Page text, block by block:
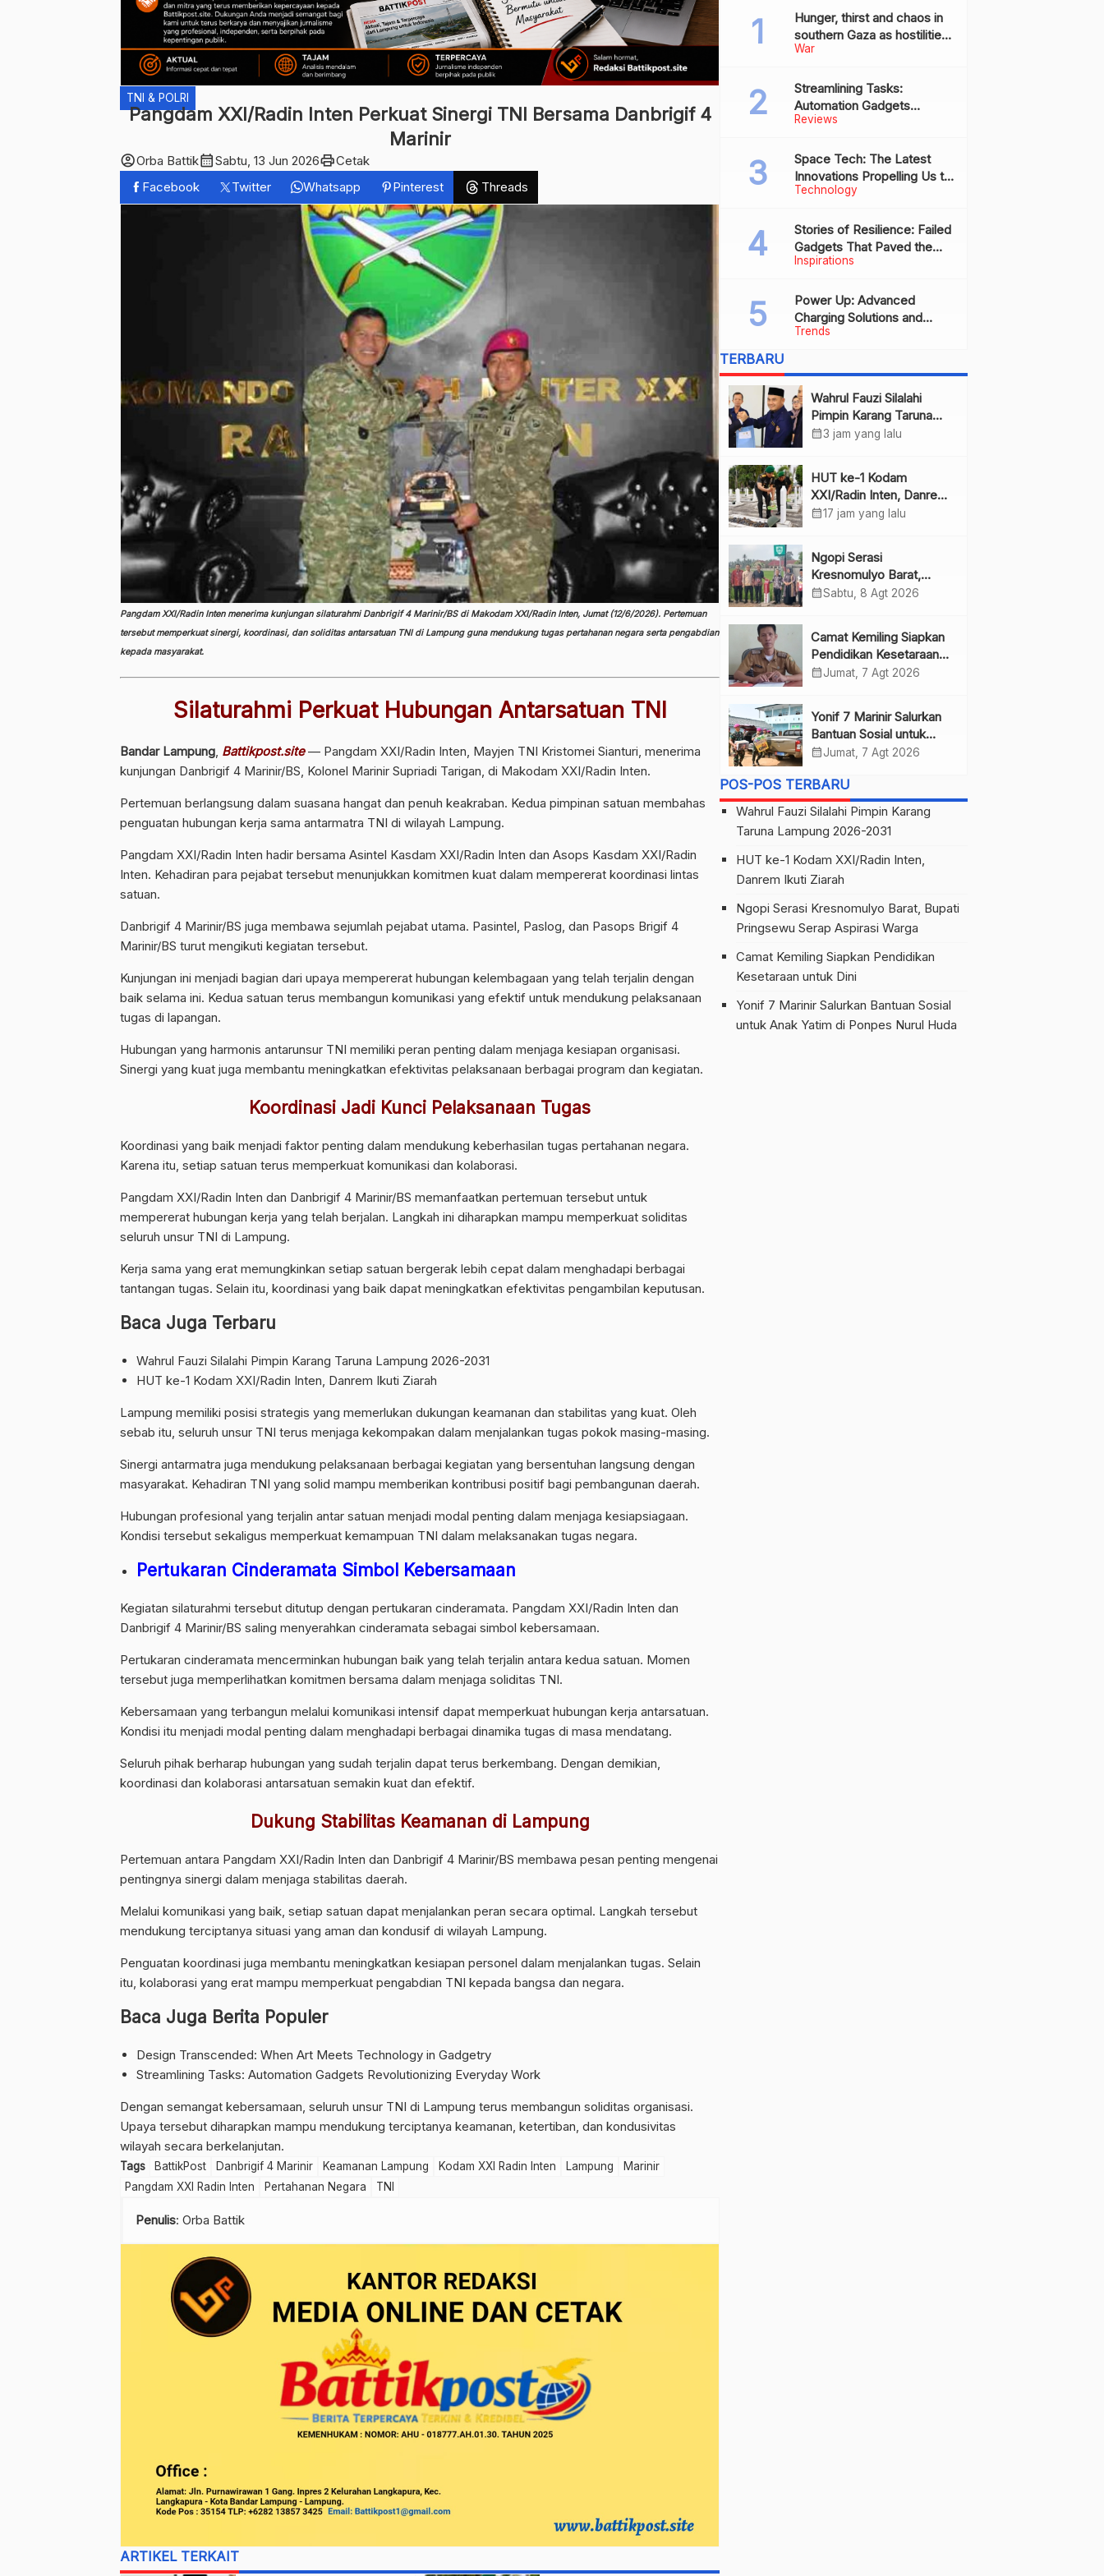
TNI & POLRI
Pangdam XXI/Radin Inten Perkuat Sinergi TNI Bersama Danbrigif 4
Marinir
account_circleOrba Battikcalendar_monthSabtu, 13 Jun 2026printCetak
Facebook
Twitter Whatsapp Pinterest Threads
Pangdam XXI/Radin Intenmenerima kunjungan silaturahmi Danbrigif 4 Marinir/BS di Makodam XXI/Radin Inten, Jumat (12/6/2026). Pertemuan
tersebut memperkuat sinergi, koordinasi, dan soliditas antarsatuan TNI di Lampung guna mendukung tugas pertahanan negara serta pengabdian
kepada masyarakat.
Silaturahmi Perkuat Hubungan Antarsatuan TNI
Bandar Lampung, Battikpost.site— Pangdam XXI/Radin Inten, Mayjen TNI Kristomei Sianturi, menerima
kunjungan Danbrigif 4 Marinir/BS, Kolonel Marinir Supriadi Tarigan, di Makodam XXI/Radin Inten.
Pertemuan berlangsung dalam suasana hangat dan penuh keakraban. Kedua pimpinan satuan membahas
penguatan hubungan kerja sama antarmatra TNI di wilayah Lampung.
Pangdam XXI/Radin Inten hadir bersama Asintel Kasdam XXI/Radin Inten dan Asops Kasdam XXI/Radin
Inten. Kehadiran para pejabat tersebut menunjukkan komitmen kuat dalam mempererat koordinasi lintas
satuan.
Danbrigif 4 Marinir/BS juga membawa sejumlah pejabat utama. Pasintel, Paslog, dan Pasops Brigif 4
Marinir/BS turut mengikuti kegiatan tersebut.
Kunjungan ini menjadi bagian dari upaya mempererat hubungan kelembagaan yang telah terjalin dengan
baik selama ini. Kedua satuan terus membangun komunikasi yang efektif untuk mendukung pelaksanaan
tugas di lapangan.
Hubungan yang harmonis antarunsur TNI memiliki peran penting dalam menjaga kesiapan organisasi.
Sinergi yang kuat juga membantu meningkatkan efektivitas pelaksanaan berbagai program dan kegiatan.
Koordinasi Jadi Kunci Pelaksanaan Tugas
Koordinasi yang baik menjadi faktor penting dalam mendukung keberhasilan tugas pertahanan negara.
Karena itu, setiap satuan terus memperkuat komunikasi dan kolaborasi.
Pangdam XXI/Radin Inten dan Danbrigif 4 Marinir/BS memanfaatkan pertemuan tersebut untuk
mempererat hubungan kerja yang telah berjalan. Langkah ini diharapkan mampu memperkuat soliditas
seluruh unsur TNI di Lampung.
Kerja sama yang erat memungkinkan setiap satuan bergerak lebih cepat dalam menghadapi berbagai
tantangan tugas. Selain itu, koordinasi yang baik dapat meningkatkan efektivitas pengambilan keputusan.
Baca Juga Terbaru
Wahrul Fauzi Silalahi Pimpin Karang Taruna Lampung 2026-2031
HUT ke-1 Kodam XXI/Radin Inten, Danrem Ikuti Ziarah
Lampung memiliki posisi strategis yang memerlukan dukungan keamanan dan stabilitas yang kuat. Oleh
sebab itu, seluruh unsur TNI terus menjaga kekompakan dalam menjalankan tugas pokok masing-masing.
Sinergi antarmatra juga mendukung pelaksanaan berbagai kegiatan yang bersentuhan langsung dengan
masyarakat. Kehadiran TNI yang solid mampu memberikan kontribusi positif bagi pembangunan daerah.
Hubungan profesional yang terjalin antar satuan menjadi modal penting dalam menjaga kesiapsiagaan.
Kondisi tersebut sekaligus memperkuat kemampuan TNI dalam melaksanakan tugas negara.
Pertukaran Cinderamata Simbol Kebersamaan
Kegiatan silaturahmi tersebut ditutup dengan pertukaran cinderamata. Pangdam XXI/Radin Inten dan
Danbrigif 4 Marinir/BS saling menyerahkan cinderamata sebagai simbol kebersamaan.
Pertukaran cinderamata mencerminkan hubungan baik yang telah terjalin antara kedua satuan. Momen
tersebut juga memperlihatkan komitmen bersama dalam menjaga soliditas TNI.
Kebersamaan yang terbangun melalui komunikasi intensif dapat memperkuat hubungan kerja antarsatuan.
Kondisi itu menjadi modal penting dalam menghadapi berbagai dinamika tugas di masa mendatang.
Seluruh pihak berharap hubungan yang sudah terjalin dapat terus berkembang. Dengan demikian,
koordinasi dan kolaborasi antarsatuan semakin kuat dan efektif.
Dukung Stabilitas Keamanan di Lampung
Pertemuan antara Pangdam XXI/Radin Inten dan Danbrigif 4 Marinir/BS membawa pesan penting mengenai
pentingnya sinergi dalam menjaga stabilitas daerah.
Melalui komunikasi yang baik, setiap satuan dapat menjalankan peran secara optimal. Langkah tersebut
mendukung terciptanya situasi yang aman dan kondusif di wilayah Lampung.
Penguatan koordinasi juga membantu meningkatkan kesiapan personel dalam menjalankan tugas. Selain
itu, kolaborasi yang erat mampu memperkuat pengabdian TNI kepada bangsa dan negara.
Baca Juga Berita Populer
Design Transcended: When Art Meets Technology in Gadgetry
Streamlining Tasks: Automation Gadgets Revolutionizing Everyday Work
Dengan semangat kebersamaan, seluruh unsur TNI di Lampung terus membangun soliditas organisasi.
Upaya tersebut diharapkan mampu mendukung terciptanya keamanan, ketertiban, dan kondusivitas
wilayah secara berkelanjutan.
Tags BattikPost Danbrigif 4 Marinir Keamanan Lampung Kodam XXI Radin Inten Lampung
Marinir
Pangdam XXI Radin Inten
Pertahanan Negara TNI
Penulis: Orba Battik
ARTIKEL TERKAIT
War
Hunger, thirst and chaos in
southern Gaza as hostilities
drive humanitarian aid to the
Reviews
Streamlining Tasks:
Automation Gadgets
Revolutionizing Everyday
Technology
Space Tech: The Latest
Innovations Propelling Us to
New Frontiers
Inspirations
Stories of Resilience: Failed
Gadgets That Paved the
Way for Future Successes
Trends
Power Up: Advanced
Charging Solutions and
Battery Tech Innovations
TERBARU
Wahrul Fauzi Silalahi
Pimpin Karang Taruna
Lampung 2026-2031
calendar_month3 jam yang lalu
HUT ke-1 Kodam
XXI/Radin Inten, Danrem
Ikuti Ziarah
calendar_month17 jam yang lalu
Ngopi Serasi
Kresnomulyo Barat,
Bupati Pringsewu Serap
calendar_monthSabtu, 8 Agt 2026
Camat Kemiling Siapkan
Pendidikan Kesetaraan
untuk Dini
calendar_monthJumat, 7 Agt 2026
Yonif 7 Marinir Salurkan
Bantuan Sosial untuk
Anak Yatim di Ponpes
calendar_monthJumat, 7 Agt 2026
POS-POS TERBARU
Wahrul Fauzi Silalahi Pimpin Karang
Taruna Lampung 2026-2031
HUT ke-1 Kodam XXI/Radin Inten,
Danrem Ikuti Ziarah
Ngopi Serasi Kresnomulyo Barat, Bupati
Pringsewu Serap Aspirasi Warga
Camat Kemiling Siapkan Pendidikan
Kesetaraan untuk Dini
Yonif 7 Marinir Salurkan Bantuan Sosial
untuk Anak Yatim di Ponpes Nurul Huda